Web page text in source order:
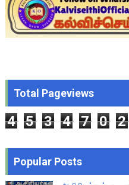
Total Pageviews
4 5 3 4 7 0 2
Popular Posts